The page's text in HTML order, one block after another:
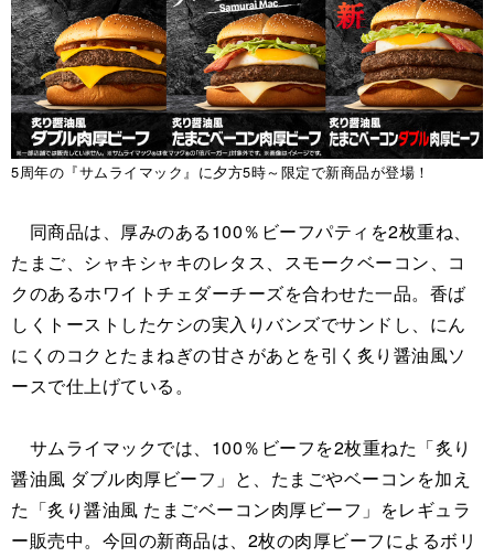
5周年の『サムライマック』に夕方5時～限定で新商品が登場！
同商品は、厚みのある100％ビーフパティを2枚重ね、
たまご、シャキシャキのレタス、スモークベーコン、コ
クのあるホワイトチェダーチーズを合わせた一品。香ば
しくトーストしたケシの実入りバンズでサンドし、にん
にくのコクとたまねぎの甘さがあとを引く炙り醤油風ソ
ースで仕上げている。
サムライマックでは、100％ビーフを2枚重ねた「炙り
醤油風 ダブル肉厚ビーフ」と、たまごやベーコンを加え
た「炙り醤油風 たまごベーコン肉厚ビーフ」をレギュラ
ー販売中。今回の新商品は、2枚の肉厚ビーフによるボリ